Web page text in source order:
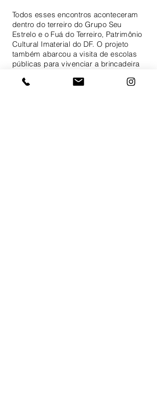
Todos esses encontros aconteceram
dentro do terreiro do Grupo Seu
Estrelo e o Fuá do Terreiro, Patrimônio
Cultural Imaterial do DF. O projeto
também abarcou a visita de escolas
públicas para vivenciar a brincadeira
Cultural, sede do grupo.